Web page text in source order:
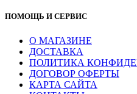
ПОМОЩЬ И СЕРВИС
О МАГАЗИНЕ
ДОСТАВКА
ПОЛИТИКА
ДОГОВОР ОФЕРТЫ
КАРТА САЙТА